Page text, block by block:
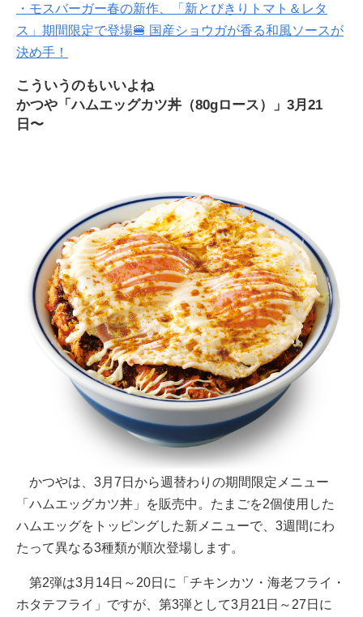
・モスバーガー春の新作、「新とびきりトマト＆レタ
ス」期間限定で登場🍔 国産ショウガが香る和風ソースが
決め手！
こういうのもいいよね
かつや「ハムエッグカツ丼（80gロース）」3月21
日〜
かつやは、3月7日から週替わりの期間限定メニュー
「ハムエッグカツ丼」を販売中。たまごを2個使用した
ハムエッグをトッピングした新メニューで、3週間にわ
たって異なる3種類が順次登場します。
第2弾は3月14日～20日に「チキンカツ・海老フライ・
ホタテフライ」ですが、第3弾として3月21日～27日に